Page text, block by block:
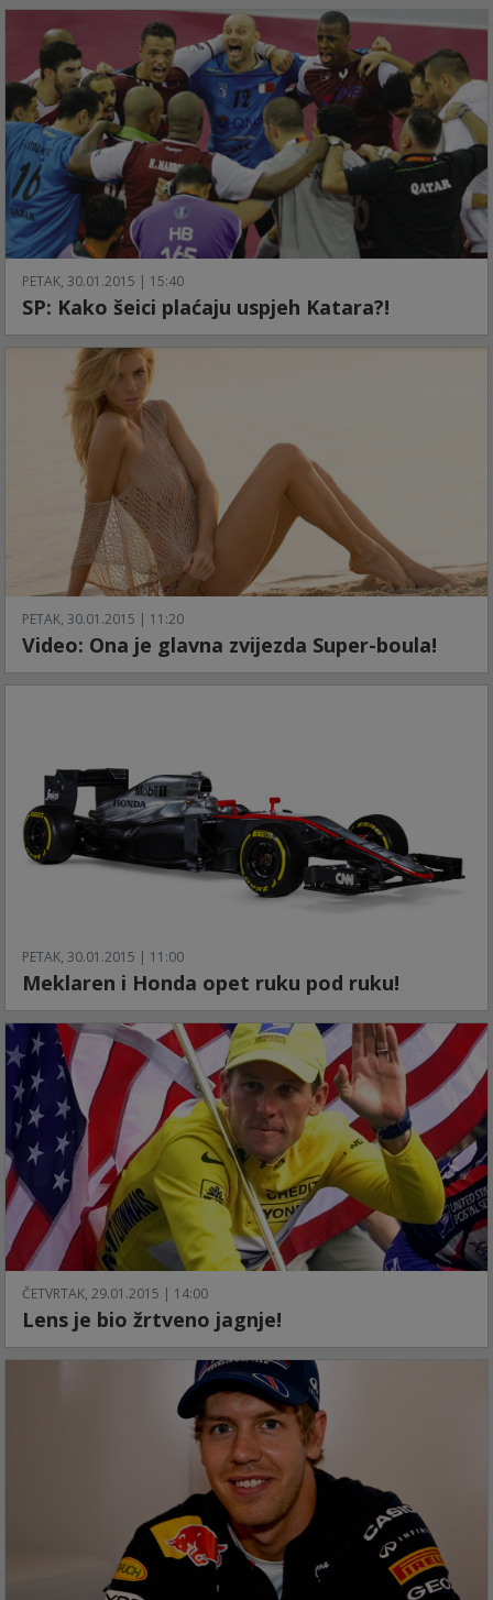
PETAK, 30.01.2015 | 15:40
SP: Kako šeici plaćaju uspjeh Katara?!
PETAK, 30.01.2015 | 11:20
Video: Ona je glavna zvijezda Super-boula!
PETAK, 30.01.2015 | 11:00
Meklaren i Honda opet ruku pod ruku!
ČETVRTAK, 29.01.2015 | 14:00
Lens je bio žrtveno jagnje!